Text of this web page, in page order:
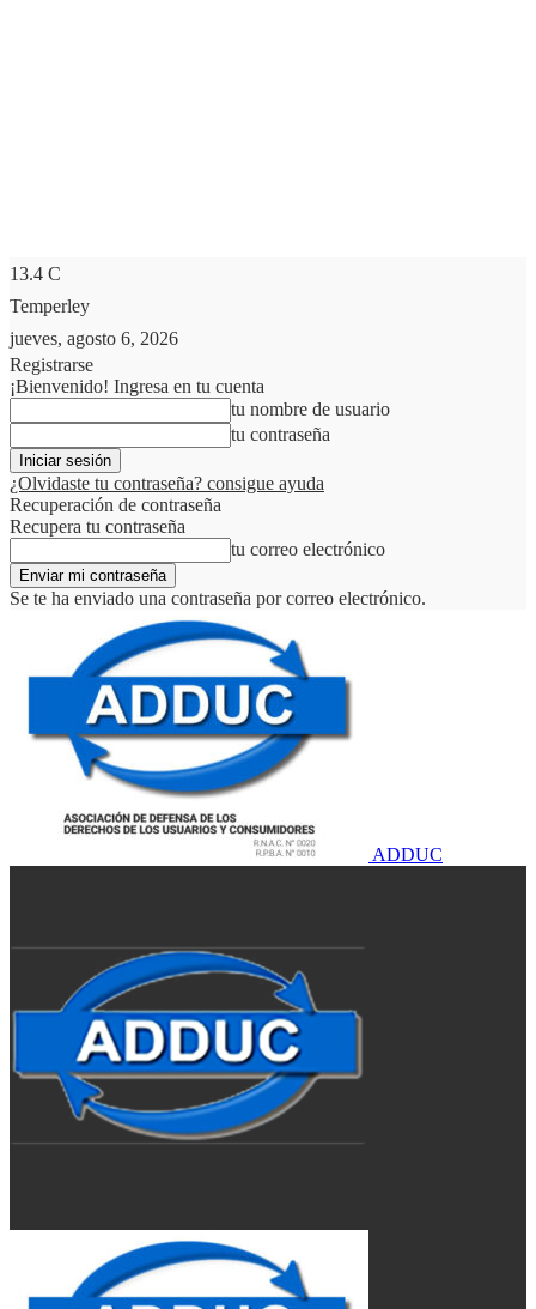
13.4 C
Temperley
jueves, agosto 6, 2026
Registrarse
¡Bienvenido! Ingresa en tu cuenta
tu nombre de usuario
tu contraseña
¿Olvidaste tu contraseña? consigue ayuda
Recuperación de contraseña
Recupera tu contraseña
tu correo electrónico
Se te ha enviado una contraseña por correo electrónico.
ADDUC